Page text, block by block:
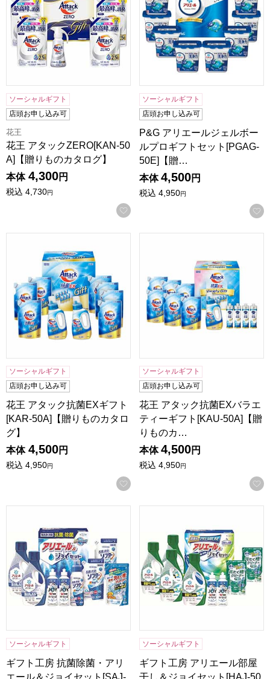
ソーシャルギフト
店頭お申し込み可
花王
花王 アタックZERO[KAN-50
A]【贈りものカタログ】
本体 4,300円
税込 4,730円
お気に入りに登録する
ソーシャルギフト
店頭お申し込み可
P&G アリエールジェルボー
ルプロギフトセット[PGAG-
50E]【贈…
本体 4,500円
税込 4,950円
ソーシャルギフト
店頭お申し込み可
花王 アタック抗菌EXギフト
[KAR-50A]【贈りものカタロ
グ】
本体 4,500円
税込 4,950円
お気に入りに登録する
ソーシャルギフト
店頭お申し込み可
花王 アタック抗菌EXバラエ
ティーギフト[KAU-50A]【贈
りものカ…
本体 4,500円
税込 4,950円
ソーシャルギフト
ギフト工房 抗菌除菌・アリ
エール＆ジョイセット[SAJ-
ソーシャルギフト
ギフト工房 アリエール部屋
干し＆ジョイセット[HAJ-50